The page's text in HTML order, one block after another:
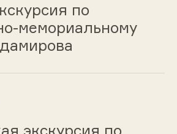
по
мемориальному
экскурсия по